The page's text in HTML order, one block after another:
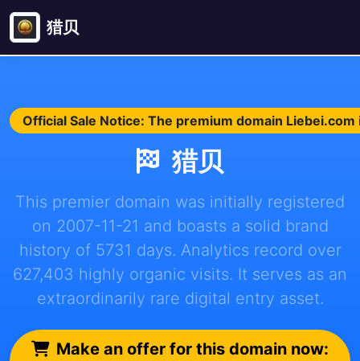
猎贝
Official Sale Notice: The premium domain
猎贝
This premier domain was initially registered
on 2007-11-21 and boasts a solid brand
history of 5731 days. Analytics record over
627,403 highly organic visits. It serves as an
extraordinarily rare digital entry asset.
Make an offer for this domain now: